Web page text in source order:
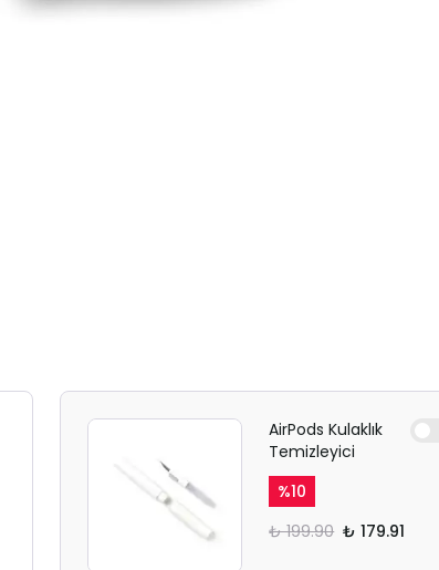
AirPods Kulaklık
Temizleyici
%10
₺ 199.90 ₺ 179.91